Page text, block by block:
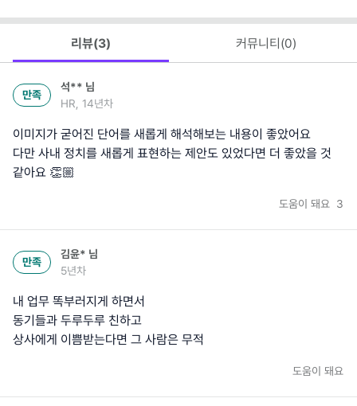
리뷰(3) 커뮤니티(0)
만족
석** 님
HR, 14년차
이미지가 굳어진 단어를 새롭게 해석해보는 내용이 좋았어요
다만 사내 정치를 새롭게 표현하는 제안도 있었다면 더 좋았을 것
같아요 👏🏼
도움이 돼요 3
만족
김윤* 님
5년차
내 업무 똑부러지게 하면서
동기들과 두루두루 친하고
상사에게 이쁨받는다면 그 사람은 무적
도움이 돼요